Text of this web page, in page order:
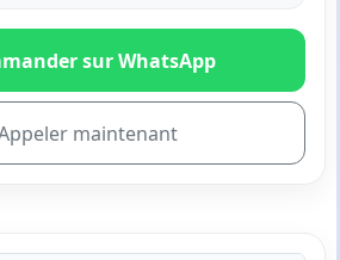
sur WhatsApp
maintenant